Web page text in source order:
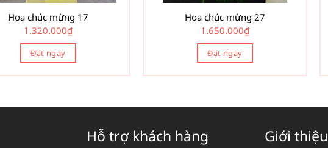
Hoa chúc mừng 17
1.320.000₫
Đặt ngay
Hoa chúc mừng 27
1.650.000₫
Đặt ngay
Hỗ trợ khách hàng Giới thiệu